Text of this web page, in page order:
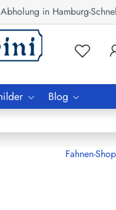
Abholung in Hamburg-
Blog
Fahnen-